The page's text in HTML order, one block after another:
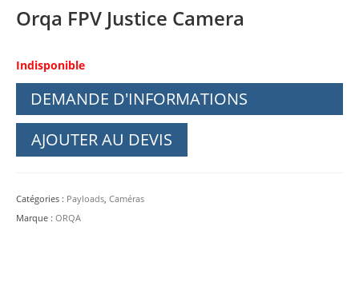
Orqa FPV Justice Camera
Indisponible
DEMANDE D'INFORMATIONS
AJOUTER AU DEVIS
Catégories : Payloads, Caméras
Marque : ORQA